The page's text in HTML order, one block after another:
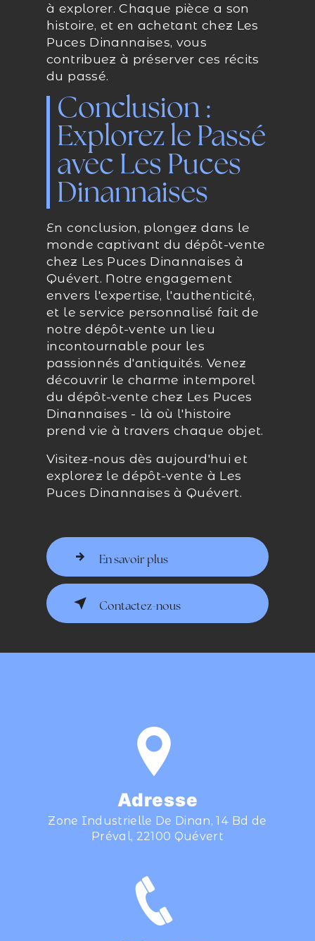
à explorer. Chaque pièce a son
histoire, et en achetant chez Les
Puces Dinannaises, vous
contribuez à préserver ces récits
du passé.
Conclusion :
Explorez le Passé
avec Les Puces
Dinannaises
En conclusion, plongez dans le
monde captivant du dépôt-vente
chez Les Puces Dinannaises à
Quévert. Notre engagement
envers l'expertise, l'authenticité,
et le service personnalisé fait de
notre dépôt-vente un lieu
incontournable pour les
passionnés d'antiquités. Venez
découvrir le charme intemporel
du dépôt-vente chez Les Puces
Dinannaises - là où l'histoire
prend vie à travers chaque objet.
Visitez-nous dès aujourd'hui et
explorez le dépôt-vente à Les
Puces Dinannaises à Quévert.
En savoir plus
Contactez-nous
Adresse
Zone Industrielle De Dinan, 14 Bd de
Préval, 22100 Quévert